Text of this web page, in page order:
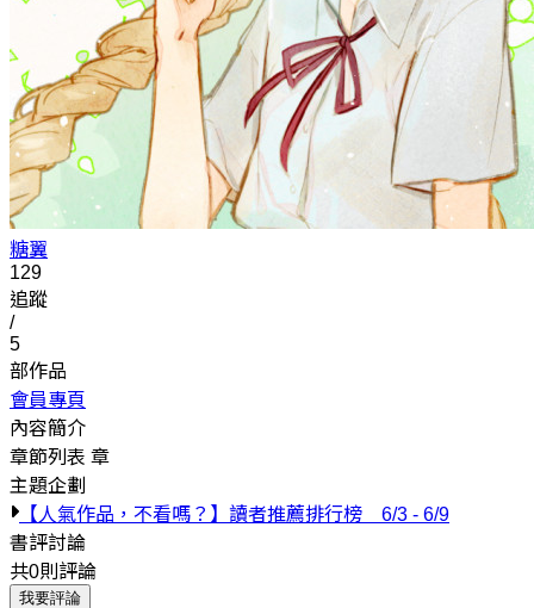
糖翼
129
追蹤
/
5
部作品
會員專頁
內容簡介
章節列表 章
主題企劃
【人氣作品，不看嗎？】讀者推薦排行榜 6/3 - 6/9
書評討論
共0則評論
我要評論